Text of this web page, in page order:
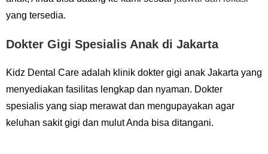
yang tersedia.
Dokter Gigi Spesialis Anak di Jakarta
Kidz Dental Care adalah klinik dokter gigi anak Jakarta yang
menyediakan fasilitas lengkap dan nyaman. Dokter
spesialis yang siap merawat dan mengupayakan agar
keluhan sakit gigi dan mulut Anda bisa ditangani.